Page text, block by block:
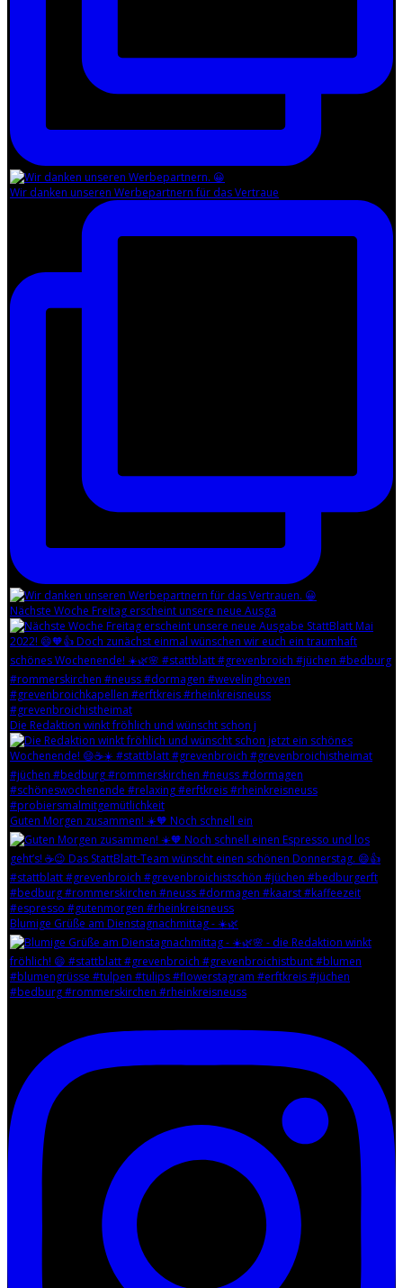
Wir danken unseren Werbepartnern für das Vertraue
Nächste Woche Freitag erscheint unsere neue Ausga
Die Redaktion winkt fröhlich und wünscht schon j
Guten Morgen zusammen! ☀️🧡 Noch schnell ein
Blumige Grüße am Dienstagnachmittag - ☀️🌿